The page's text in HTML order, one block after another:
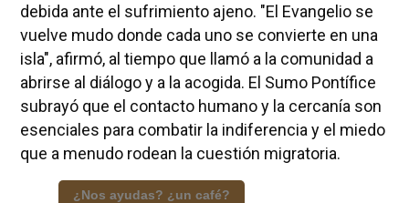
debida ante el sufrimiento ajeno. "El Evangelio se
vuelve mudo donde cada uno se convierte en una
isla", afirmó, al tiempo que llamó a la comunidad a
abrirse al diálogo y a la acogida. El Sumo Pontífice
subrayó que el contacto humano y la cercanía son
esenciales para combatir la indiferencia y el miedo
que a menudo rodean la cuestión migratoria.
¿Nos ayudas? ¿un café?